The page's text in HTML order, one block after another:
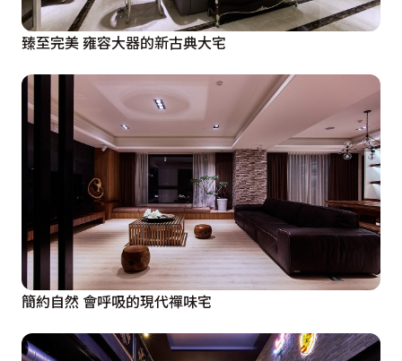
臻至完美 雍容大器的新古典大宅
簡約自然 會呼吸的現代禪味宅